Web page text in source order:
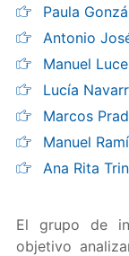
Paula
Antonio
Manuel
Lucía
Marcos
Manuel
Ana Rita
El grupo de
objetivo